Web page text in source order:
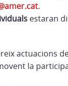
.
estaran
actuacions
la